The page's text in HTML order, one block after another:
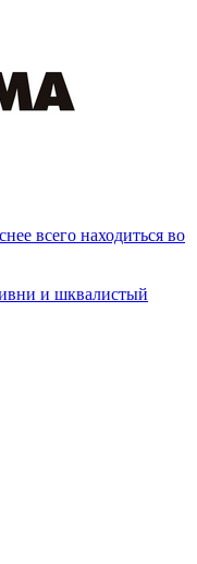
всего находиться во
и шквалистый